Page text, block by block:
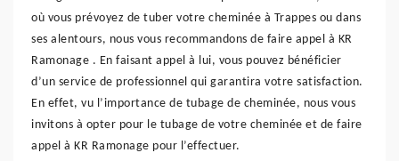
où vous prévoyez de tuber votre cheminée à Trappes ou dans
ses alentours, nous vous recommandons de faire appel à KR
Ramonage . En faisant appel à lui, vous pouvez bénéficier
d’un service de professionnel qui garantira votre satisfaction.
En effet, vu l’importance de tubage de cheminée, nous vous
invitons à opter pour le tubage de votre cheminée et de faire
appel à KR Ramonage pour l’effectuer.